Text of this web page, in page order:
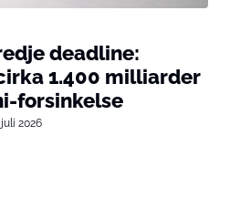
deadline:
1.400 milliarder
forsinkelse
juli 2026